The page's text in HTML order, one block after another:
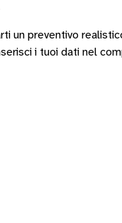
un preventivo
i tuoi dati nel